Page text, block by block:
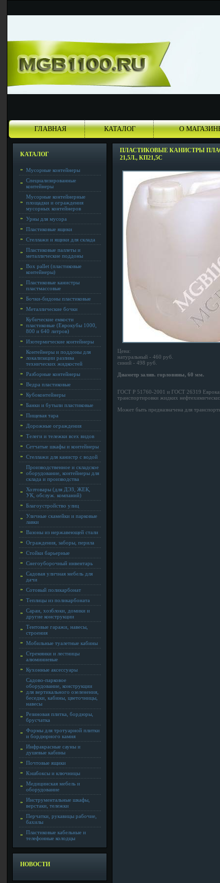
ГЛАВНАЯ КАТАЛОГ О
КАТАЛОГ
Мусорные контейнеры
Специализированные
контейнеры
Мусорные контейнерные
площадки и ограждения
мусорных контейнеров
Урны для мусора
Пластиковые ящики
Стеллажи и ящики для склада
Пластиковые паллеты и
металлические поддоны
Box pallet (пластиковые
контейнеры)
Пластиковые канистры
пластмассовые
Бочки-бидоны пластиковые
Металлические бочки
Кубические емкости
пластиковые (Еврокубы 1000,
800 и 640 литров)
Изотермические контейнеры
Контейнеры и поддоны для
локализации разлива
технических жидкостей
Разборные контейнеры
Ведра пластиковые
Кубоконтейнеры
Банки и бутыли пластиковые
Пищевая тара
Дорожные ограждения
Телеги и тележки всех видов
Сетчатые шкафы и контейнеры
Стеллажи для канистр с водой
Производственное и складское
оборудование, контейнеры для
склада и производства
Хозтовары (для ДЭЗ, ЖЕК,
УК, обслуж. компаний)
Благоустройство улиц
Уличные скамейки и парковые
лавки
Вазоны из нержавеющей стали
Ограждения, заборы, перила
Стойки барьерные
Снегоуборочный инвентарь
Садовая уличная мебель для
дачи
Сотовый поликарбонат
Теплицы из поликарбоната
Сараи, хозблоки, домики и
другие конструкции
Тентовые гаражи, навесы,
строения
Мобильные туалетные кабины
Стремянки и лестницы
алюминиевые
Кухонные аксессуары
Садово-парковое
оборудование, конструкции
для вертикального озеленения,
беседки, кабины, цветочницы,
навесы
Резиновая плитка, бордюры,
брусчатка
Формы для тротуарной плитки
и бордюрного камня
Инфракрасные сауны и
душевые кабины
Почтовые ящики
Кэшбоксы и ключницы
Медицинская мебель и
оборудование
Инструментальные шкафы,
верстаки, тележки
Перчатки, рукавицы рабочие,
бахилы
Пластиковые кабельные и
телефонные колодцы
НОВОСТИ
ПЛАСТИКОВЫЕ КАНИСТРЫ
21,5Л., КП21,5С
Цена:
натуральный - 460 руб.
синий - 498 руб.
Диаметр залив. горловины, 60 мм.
ГОСТ Р 51760-2001 и ГОСТ 26319
транспортировки жидких
Может быть предназначена для